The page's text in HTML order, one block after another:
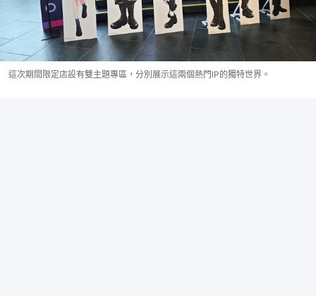
這次期間限定店設有雙主題專區，分別展示這兩個熱門IP的獨特世界。